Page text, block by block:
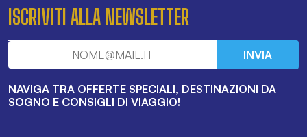
ISCRIVITI ALLA NEWSLETTER
INVIA
NAVIGA TRA OFFERTE SPECIALI, DESTINAZIONI DA
SOGNO E CONSIGLI DI VIAGGIO!